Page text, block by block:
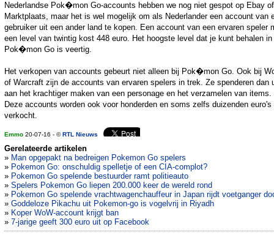
Nederlandse Pok�mon Go-accounts hebben we nog niet gespot op Ebay of
Marktplaats, maar het is wel mogelijk om als Nederlander een account van
gebruiker uit een ander land te kopen. Een account van een ervaren speler
een level van twintig kost 448 euro. Het hoogste level dat je kunt behalen in
Pok�mon Go is veertig.
Het verkopen van accounts gebeurt niet alleen bij Pok�mon Go. Ook bij
of Warcraft zijn de accounts van ervaren spelers in trek. Ze spenderen dan
aan het krachtiger maken van een personage en het verzamelen van items.
Deze accounts worden ook voor honderden en soms zelfs duizenden euro's
verkocht.
Emmo 20-07-16 - ©RTL Nieuws
Gerelateerde artikelen
» Man opgepakt na bedreigen Pokemon Go spelers
» Pokemon Go: onschuldig spelletje of een CIA-complot?
» Pokemon Go spelende bestuurder ramt politieauto
» Spelers Pokemon Go liepen 200.000 keer de wereld rond
» Pokemon Go spelende vrachtwagenchauffeur in Japan rijdt voetganger
» Goddeloze Pikachu uit Pokemon-go is vogelvrij in Riyadh
» Koper WoW-account krijgt ban
» 7-jarige geeft 300 euro uit op Facebook